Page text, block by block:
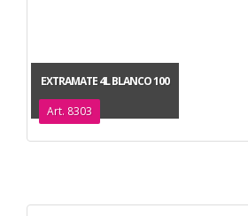
EXTRAMATE 4L BLANCO 100
Art. 8303